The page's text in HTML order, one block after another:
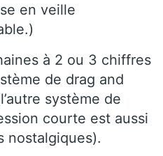
en veille
à 2 ou 3 chiffres
de drag and
système de
courte est aussi
nostalgiques).